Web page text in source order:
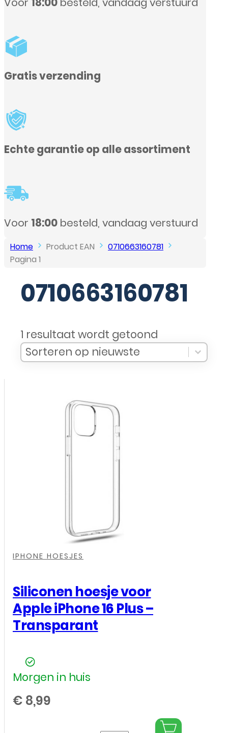
verstuurd
Home Product EAN
0710663160781
Pagina 1
0710663160781
1 resultaat wordt getoond
Sort Products
Sort content
Sorteren op nieuwste
Sort content
IPHONE HOESJES
Siliconen hoesje voor
Apple iPhone 16 Plus –
Transparant
Morgen in huis
€ 8,99